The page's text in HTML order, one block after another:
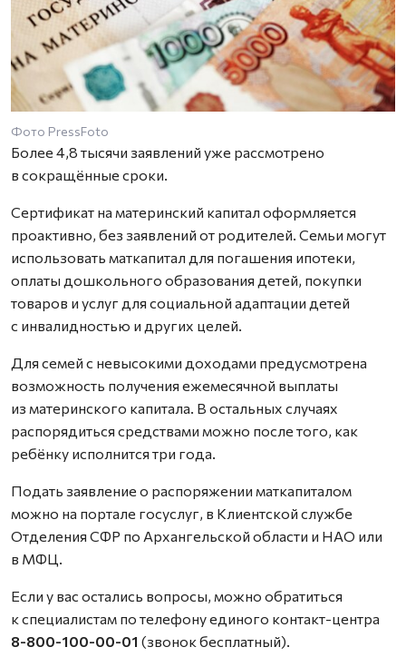
Фото PressFoto
Более 4,8 тысячи заявлений уже рассмотрено
в сокращённые сроки.
Сертификат на материнский капитал оформляется
проактивно, без заявлений от родителей. Семьи могут
использовать маткапитал для погашения ипотеки,
оплаты дошкольного образования детей, покупки
товаров и услуг для социальной адаптации детей
с инвалидностью и других целей.
Для семей с невысокими доходами предусмотрена
возможность получения ежемесячной выплаты
из материнского капитала. В остальных случаях
распорядиться средствами можно после того, как
ребёнку исполнится три года.
Подать заявление о распоряжении маткапиталом
можно на портале госуслуг, в Клиентской службе
Отделения СФР по Архангельской области и НАО или
в МФЦ.
Если у вас остались вопросы, можно обратиться
к специалистам по телефону единого контакт-центра
8-800-100-00-01 (звонок бесплатный).